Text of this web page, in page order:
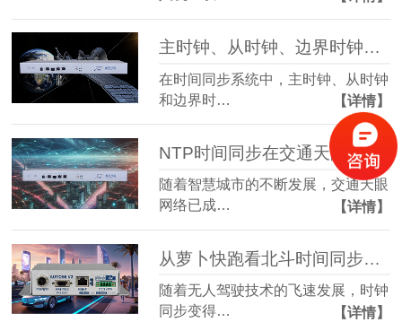
主时钟、从时钟、边界时钟是什么？分别有什么作用？
在时间同步系统中，主时钟、从时钟
和边界时…
【详情】
NTP时间同步在交通天眼网络中的应用及其优势
随着智慧城市的不断发展，交通天眼
网络已成…
【详情】
从萝卜快跑看北斗时间同步在无人驾驶领域的应用
随着无人驾驶技术的飞速发展，时钟
同步变得…
【详情】